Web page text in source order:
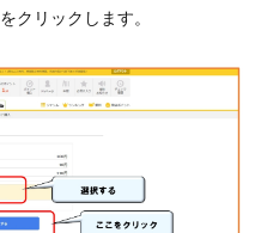
をクリックします。